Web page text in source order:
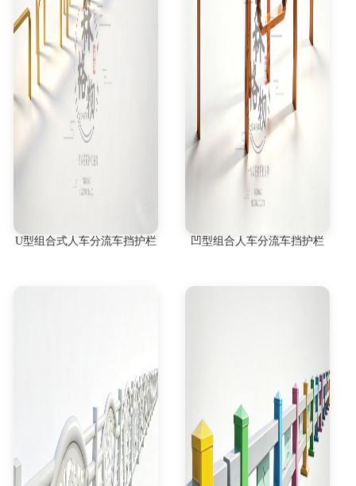
U型组合式人车分流车挡护栏 凹型组合人车分流车挡护栏